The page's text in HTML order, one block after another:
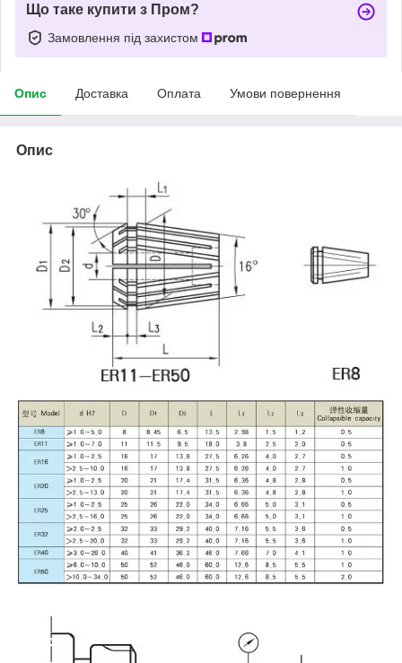
Що таке купити з Пром?
Замовлення під захистом
Опис Доставка Оплата Умови повернення
Опис